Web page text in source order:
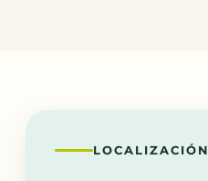
LOCALIZACIÓN